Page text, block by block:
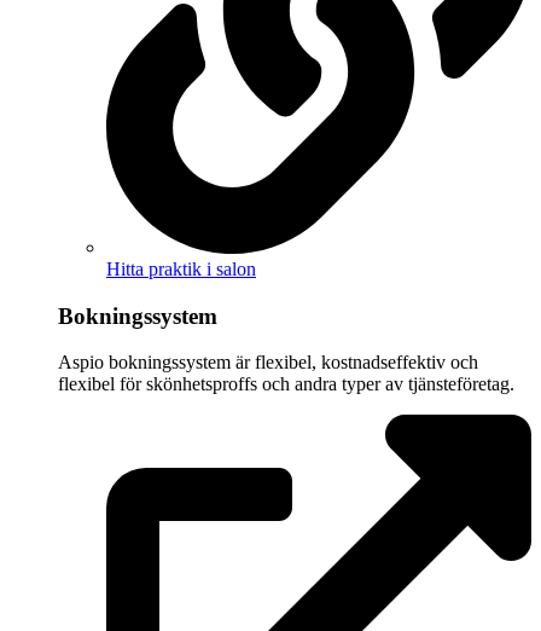
Hitta praktik i salon
Bokningssystem
Aspio bokningssystem är flexibel, kostnadseffektiv och
flexibel för skönhetsproffs och andra typer av tjänsteföretag.